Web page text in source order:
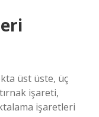
üst üste, üç
işareti,
işaretleri